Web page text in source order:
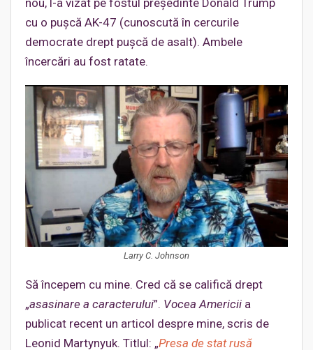
nou, l-a vizat pe fostul președinte Donald Trump
cu o pușcă AK-47 (cunoscută în cercurile
democrate drept pușcă de asalt). Ambele
încercări au fost ratate.
Larry C. Johnson
Să începem cu mine. Cred că se califică drept
„asasinare a caracterului”. Vocea Americii a
publicat recent un articol despre mine, scris de
Leonid Martynyuk. Titlul: „Presa de stat rusă